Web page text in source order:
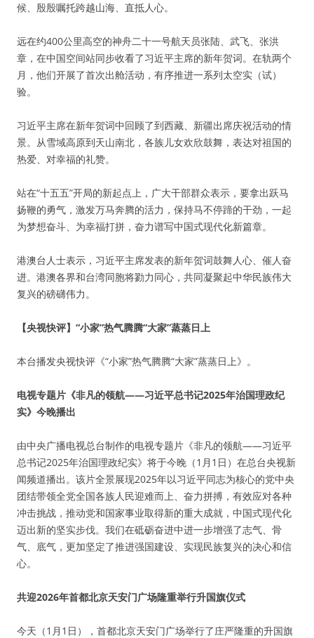
候、殷殷嘱托跨越山海、直抵人心。
远在约400公里高空的神舟二十一号航天员张陆、武飞、张洪
章，在中国空间站同步收看了习近平主席的新年贺词。在轨两个
月，他们开展了首次出舱活动，有序推进一系列太空实（试）
验。
习近平主席在新年贺词中回顾了到西藏、新疆出席庆祝活动的情
景。从雪域高原到天山南北，各族儿女欢欣鼓舞，表达对祖国的
热爱、对幸福的礼赞。
站在“十五五”开局的新起点上，广大干部群众表示，要拿出跃马
扬鞭的勇气，激发万马奔腾的活力，保持马不停蹄的干劲，一起
为梦想奋斗、为幸福打拼，奋力谱写中国式现代化新篇章。
港澳台人士表示，习近平主席发表的新年贺词鼓舞人心、催人奋
进。港澳各界和台湾同胞将勠力同心，共同凝聚起中华民族伟大
复兴的磅礴伟力。
【央视快评】“小家”热气腾腾“大家”蒸蒸日上
本台播发央视快评《“小家”热气腾腾“大家”蒸蒸日上》。
电视专题片《非凡的领航——习近平总书记2025年治国理政纪
实》今晚播出
由中央广播电视总台制作的电视专题片《非凡的领航——习近平
总书记2025年治国理政纪实》将于今晚（1月1日）在总台央视新
闻频道播出。该片全景展现2025年以习近平同志为核心的党中央
团结带领全党全国各族人民迎难而上、奋力拼搏，有效应对各种
冲击挑战，推动党和国家事业取得新的重大成就，中国式现代化
迈出新的坚实步伐。我们在砥砺奋进中进一步增强了志气、骨
气、底气，更加坚定了推进强国建设、实现民族复兴的决心和信
心。
共迎2026年首都北京天安门广场隆重举行升国旗仪式
今天（1月1日），首都北京天安门广场举行了庄严隆重的升国旗